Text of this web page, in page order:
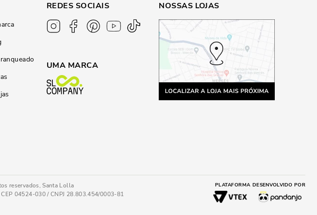
REDES SOCIAIS
UMA MARCA
NOSSAS LOJAS
reservados, Santa Lolla
04524-030 / CNPJ 28.803.454/0003-81
PLATAFORMA DESENVOLVIDO POR